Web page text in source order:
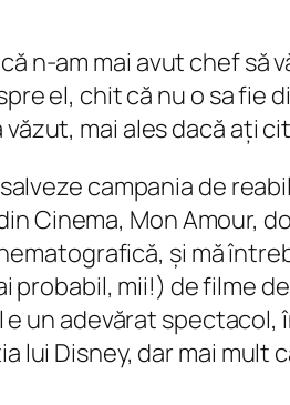
n-am mai avut chef să
el, chit că nu o sa fie
mai ales dacă ați
campania de
Cinema, Mon Amour,
și mă
probabil, mii!) de filme
un adevărat spectacol,
lui Disney, dar mai mult